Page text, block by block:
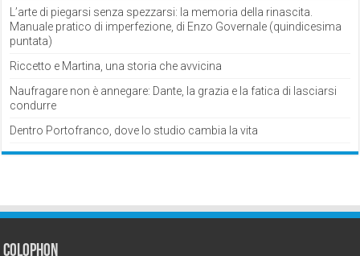
L’arte di piegarsi senza spezzarsi: la memoria della rinascita.
Manuale pratico di imperfezione, di Enzo Governale (quindicesima
puntata)
Riccetto e Martina, una storia che avvicina
Naufragare non è annegare: Dante, la grazia e la fatica di lasciarsi
condurre
Dentro Portofranco, dove lo studio cambia la vita
Colophon